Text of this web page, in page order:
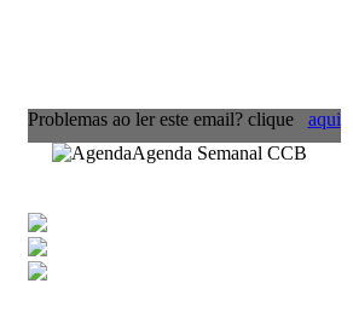
Problemas ao ler este email? clique aqui
Agenda Semanal CCB